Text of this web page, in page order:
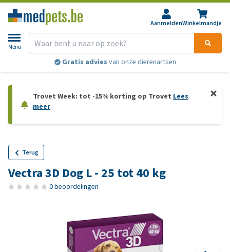
AanmeldenWinkelmandje
Menu
Gratis advies van onze dierenartsen
Trovet Week: tot -15% korting op Trovet Lees
meer
Terug
Vectra 3D Dog L - 25 tot 40 kg
0 beoordelingen